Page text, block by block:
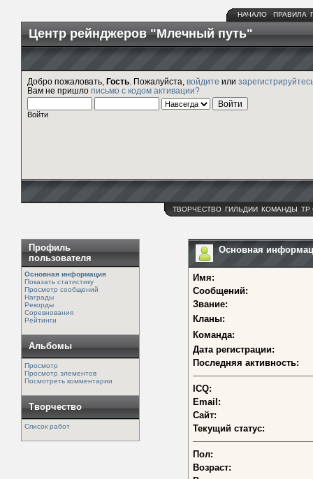
НАЧАЛО ПРАВИЛА
Центр рейнджеров "Млечный путь"
Добро пожаловать, Гость . Пожалуйста, войдите или
Вам не пришло письмо с кодом активации?
Войти
ТВОРЧЕСТВО ГИЛЬДИИ КОМАНДЫ ТР
Профиль
пользователя
Основная информация
Показать статистику
Просмотр сообщений
Награды
Рекорды
Соревнования
Рейтинги
Альбомы
Просмотр
Просмотр элементов
Посмотреть комментарии
Творчество
Список работ
Основная
Имя:
Сообщений:
Звание:
Кланы:
Команда:
Дата регистрации:
Последняя активность:
ICQ:
Email:
Сайт:
Текущий статус:
Пол:
Возраст: